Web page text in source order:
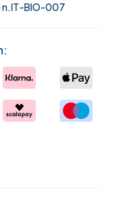
n.IT-BIO-007